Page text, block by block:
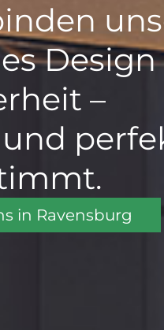
–
in Ravensburg